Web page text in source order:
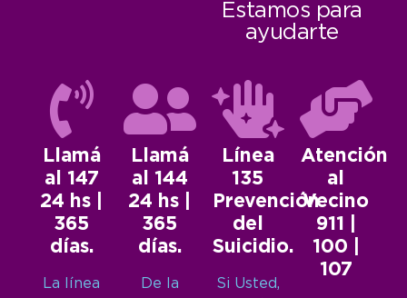
Estamos para
ayudarte
Llamá
al 147
24 hs |
365
días.
La línea
Llamá
al 144
24 hs |
365
días.
De la
Línea
135
Prevención
del
Suicidio.
Si Usted,
Atención
al
Vecino
911 |
100 |
107